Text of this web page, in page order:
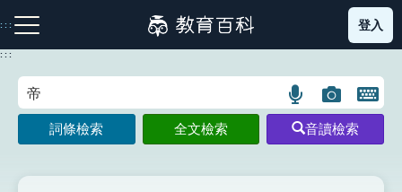
到
主
:::
注音索引圖示 筆畫索引圖示 部首索引表圖示
登入
:::
語
言
搜
圖
片
搜
開
鍵
圖
詞條檢索 全文檢索 音讀檢索